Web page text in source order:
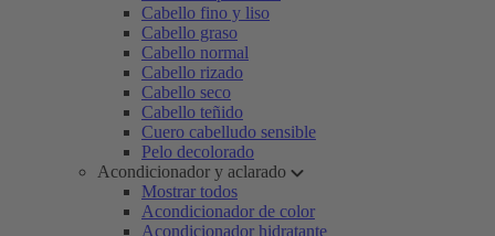
Cabello fino y liso
Cabello graso
Cabello normal
Cabello rizado
Cabello seco
Cabello teñido
Cuero cabelludo sensible
Pelo decolorado
Acondicionador y aclarado
Mostrar todos
Acondicionador de color
Acondicionador hidratante